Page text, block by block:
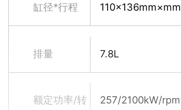
缸径*行程 110×136mm×mm
排量 7.8L
额定功率/转 257/2100kW/rpm